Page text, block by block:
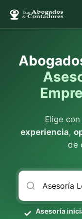
Elige
experiencia,
de
Asesoría